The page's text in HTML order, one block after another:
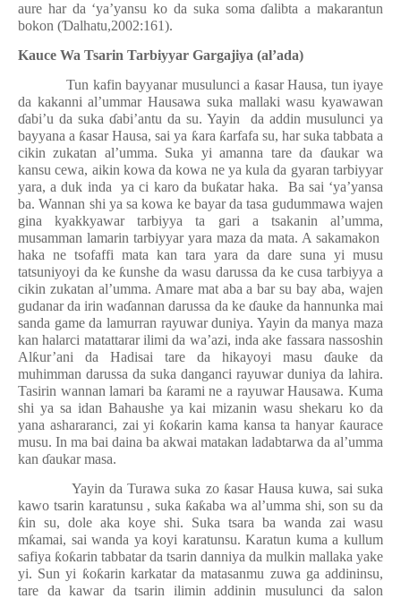
aure har da ‘ya’yansu ko da suka somaɗalibta a makarantun
bokon (Ɗalhatu,2002:161).
Kauce Wa Tsarin Tarbiyyar Gargajiya (al’ada)
Tun kafin bayyanar musulunci a ƙasar Hausa, tun iyaye
da kakanni al’ummar Hausawa suka mallaki wasu kyawawan
ɗabi’u da suka ɗabi’antu da su. Yayin
da addin musulunci ya
bayyana a ƙasar Hausa, sai ya ƙara ƙarfafa su, har suka tabbata a
cikin zukatan al’umma. Suka yi amanna tare da ɗaukar wa
kansu cewa, aikin kowa da kowa ne ya kula da gyaran tarbiyyar
yara, a duk inda
ya ci karo da buƙatar haka.
Ba sai ‘ya’yansa
ba. Wannan shi ya sa kowa ke bayar da tasa gudummawa wajen
gina kyakkyawar tarbiyya ta gari a tsakanin al’umma,
musamman lamarin tarbiyyar yara maza da mata. A sakamakon
haka ne tsofaffi mata kan tara yara da dare suna yi musu
tatsuniyoyi da ke ƙunshe da wasu darussa da ke cusa tarbiyya a
cikin zukatan al’umma. Amare mat aba a bar su bay aba, wajen
gudanar da irin waɗannan darussa da ke ɗauke da hannunka mai
sanda game da lamurran rayuwar duniya. Yayin da manya maza
kan halarci matattarar ilimi da wa’azi, inda ake fassara nassoshin
Alƙur’ani da Hadisai tare da hikayoyi masu ɗauke da
muhimman darussa da suka danganci rayuwar duniya da lahira.
Tasirin wannan lamari ba ƙarami ne a rayuwar Hausawa. Kuma
shi ya sa idan Bahaushe ya kai mizanin wasu shekaru ko da
yana ashararanci, zai yi ƙoƙarin kama kansa ta hanyar ƙaurace
musu. In ma bai daina ba akwai matakan ladabtarwa da al’umma
kan ɗaukar masa.
Yayin da Turawa suka zo ƙasar Hausa kuwa, sai suka
kawo tsarin karatunsu , suka ƙaƙaba wa al’umma shi, son su da
ƙin su, dole aka koye shi. Suka tsara ba wanda zai wasu
mƙamai, sai wanda ya koyi karatunsu. Karatun kuma a kullum
safiya ƙoƙarin tabbatar da tsarin danniya da mulkin mallaka yake
yi. Sun yi ƙoƙarin karkatar da matasanmu zuwa ga addininsu,
tare da kawar da tsarin ilimin addinin musulunci da salon